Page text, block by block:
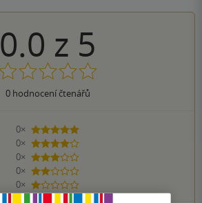
0.0 z 5
0hodnocení čtenářů
0×
5 hvězdiček
0×
4 hvězdičky
0×
3 hvězdičky
0×
2 hvězdičky
0×
1 hvezdička